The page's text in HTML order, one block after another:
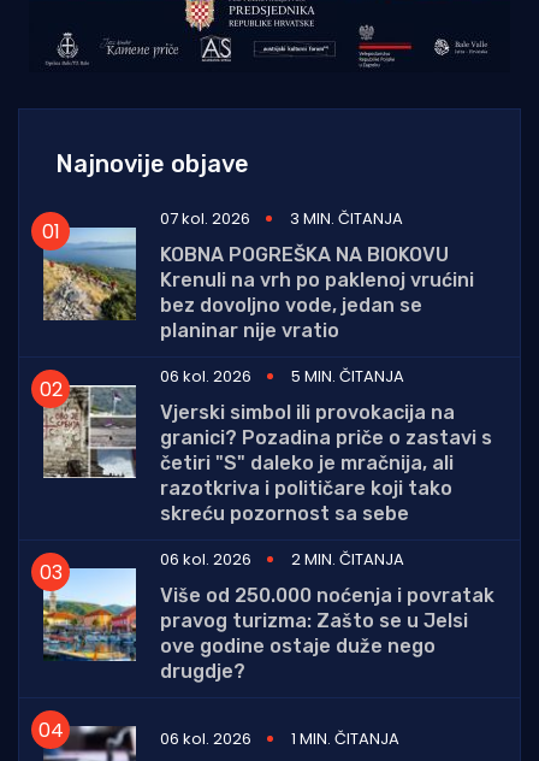
Najnovije objave
07 kol. 2026
3 MIN. ČITANJA
KOBNA POGREŠKA NA BIOKOVU
Krenuli na vrh po paklenoj vrućini
bez dovoljno vode, jedan se
planinar nije vratio
06 kol. 2026
5 MIN. ČITANJA
Vjerski simbol ili provokacija na
granici? Pozadina priče o zastavi s
četiri "S" daleko je mračnija, ali
razotkriva i političare koji tako
skreću pozornost sa sebe
06 kol. 2026
2 MIN. ČITANJA
Više od 250.000 noćenja i povratak
pravog turizma: Zašto se u Jelsi
ove godine ostaje duže nego
drugdje?
06 kol. 2026
1 MIN. ČITANJA